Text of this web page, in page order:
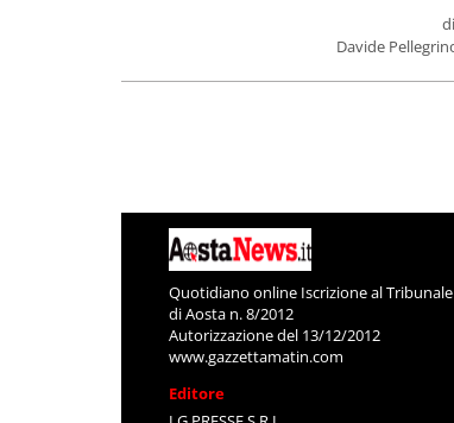
di
Davide
Quotidiano online Iscrizione al Tribunale
di Aosta n. 8/2012
Autorizzazione del 13/12/2012
www.gazzettamatin.com
Editore